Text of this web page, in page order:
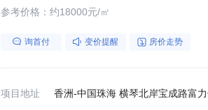
参考价格：约18000元/㎡
询首付 变价提醒 房价走势
项目地址 香洲-中国珠海 横琴北岸宝成路富